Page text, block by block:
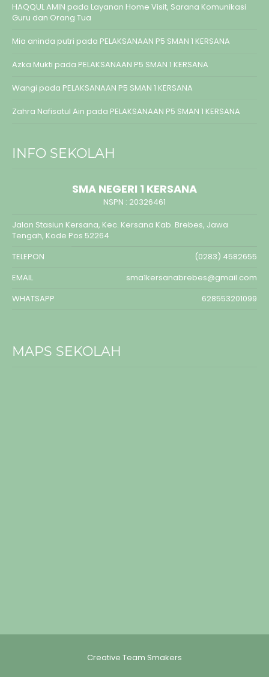
HAQQUL AMIN pada Layanan Home Visit, Sarana Komunikasi
Guru dan Orang Tua
Mia aninda putri pada PELAKSANAAN P5 SMAN 1 KERSANA
Azka Mukti pada PELAKSANAAN P5 SMAN 1 KERSANA
Wangi pada PELAKSANAAN P5 SMAN 1 KERSANA
Zahra Nafisatul Ain pada PELAKSANAAN P5 SMAN 1 KERSANA
INFO SEKOLAH
SMA NEGERI 1 KERSANA
NSPN : 20326461
Jalan Stasiun Kersana, Kec. Kersana Kab. Brebes, Jawa
Tengah, Kode Pos 52264
TELEPON
(0283) 4582655
EMAIL
sma1kersanabrebes@gmail.com
WHATSAPP
628553201099
MAPS SEKOLAH
Creative Team Smakers